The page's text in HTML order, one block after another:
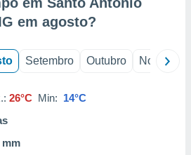
em agosto?
Setembro Outubro Novembro
26°C Min: 14°C
mm